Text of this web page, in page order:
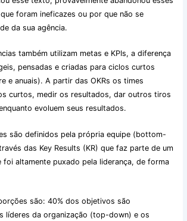
foram ineficazes ou por que não se
da sua agência.
também utilizam metas e KPIs, a diferença
pensadas e criadas para ciclos curtos
e anuais). A partir das OKRs os times
curtos, medir os resultados, dar outros tiros
evoluem seus resultados.
são definidos pela própria equipe (bottom-
das Key Results (KR) que faz parte de um
altamente puxado pela liderança, de forma
são: 40% dos objetivos são
líderes da organização (top-down) e os